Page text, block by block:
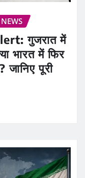
गुजरात में
भारत में फिर
जानिए पूरी